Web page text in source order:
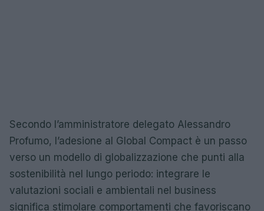
Secondo l’amministratore delegato Alessandro
Profumo, l’adesione al Global Compact è un passo
verso un modello di globalizzazione che punti alla
sostenibilità nel lungo periodo: integrare le
valutazioni sociali e ambientali nel business
significa stimolare comportamenti che favoriscano